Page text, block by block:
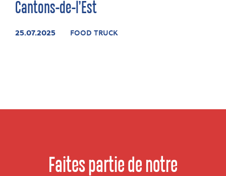
Cantons-de-l’Est
25.07.2025 FOOD TRUCK
Faites partie de notre